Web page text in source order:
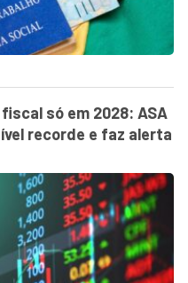
só em 2028: ASA
recorde e faz alerta